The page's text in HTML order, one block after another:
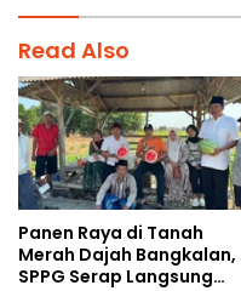
Read Also
Panen Raya di Tanah
Merah Dajah Bangkalan,
SPPG Serap Langsung